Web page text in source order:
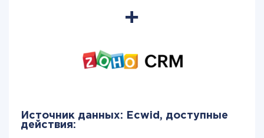
Источник данных: Ecwid, доступные
действия: